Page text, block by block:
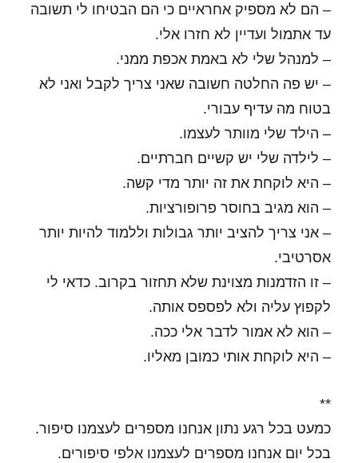
– הם לא מספיק אחראיים כי הם הבטיחו לי תשובה
עד אתמול ועדיין לא חזרו אלי.
– למנהל שלי לא באמת אכפת ממני.
– יש פה החלטה חשובה שאני צריך לקבל ואני לא
בטוח מה עדיף עבורי.
– הילד שלי מוותר לעצמו.
– לילדה שלי יש קשיים חברתיים.
– היא לוקחת את זה יותר מדי קשה.
– הוא מגיב בחוסר פרופורציות.
– אני צריך להציב יותר גבולות וללמוד להיות יותר
אסרטיבי.
– זו הזדמנות מצוינת שלא תחזור בקרוב. כדאי לי
לקפוץ עליה ולא לפספס אותה.
– הוא לא אמור לדבר אלי ככה.
– היא לוקחת אותי כמובן מאליו.
**
כמעט בכל רגע נתון אנחנו מספרים לעצמנו סיפור.
בכל יום אנחנו מספרים לעצמנו אלפי סיפורים.